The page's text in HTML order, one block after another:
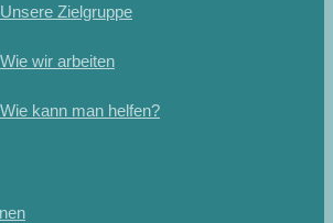
Unsere Zielgruppe
Wie wir arbeiten
Wie kann man helfen?